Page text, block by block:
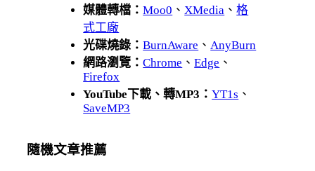
媒體轉檔：Moo0 、 XMedia 、格
式工廠
光碟燒錄：BurnAware 、 AnyBurn
網路瀏覽：Chrome 、Edge 、
Firefox
YouTube下載、轉MP3：YT1s 、
SaveMP3
隨機文章推薦